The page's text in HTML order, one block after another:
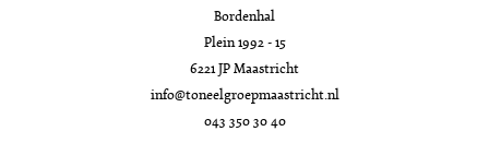
Bordenhal
Plein 1992 - 15
6221 JP Maastricht
info@toneelgroepmaastricht.nl
043 350 30 40